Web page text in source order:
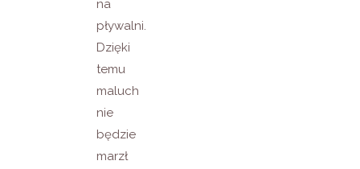
na
pływalni.
Dzięki
temu
maluch
nie
będzie
marzł